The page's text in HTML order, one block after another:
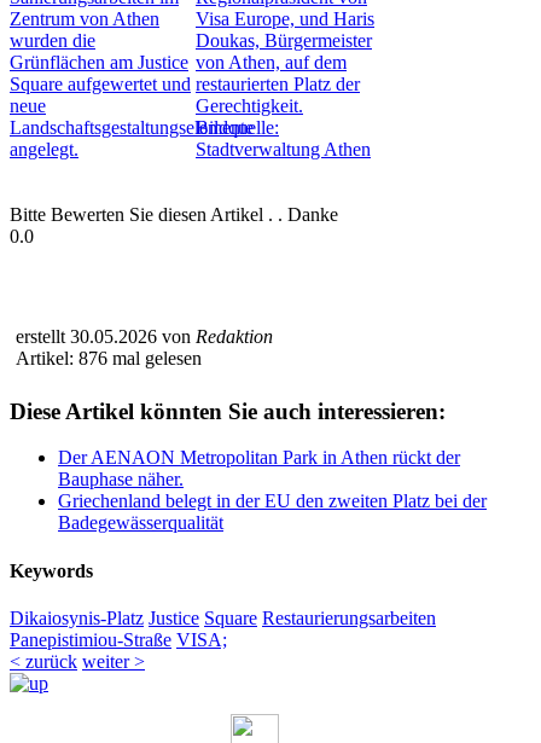
Bitte Bewerten Sie diesen Artikel . . Danke
0.0
erstellt 30.05.2026 von Redaktion
Artikel: 876 mal gelesen
Diese Artikel könnten Sie auch interessieren:
Der AENAON Metropolitan Park in Athen rückt der
Bauphase näher.
Griechenland belegt in der EU den zweiten Platz bei der
Badegewässerqualität
Keywords
Dikaiosynis-Platz Justice Square Restaurierungsarbeiten
Panepistimiou-Straße VISA;
< zurück weiter >